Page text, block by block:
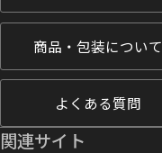
商品・包装について
よくある質問
関連サイト